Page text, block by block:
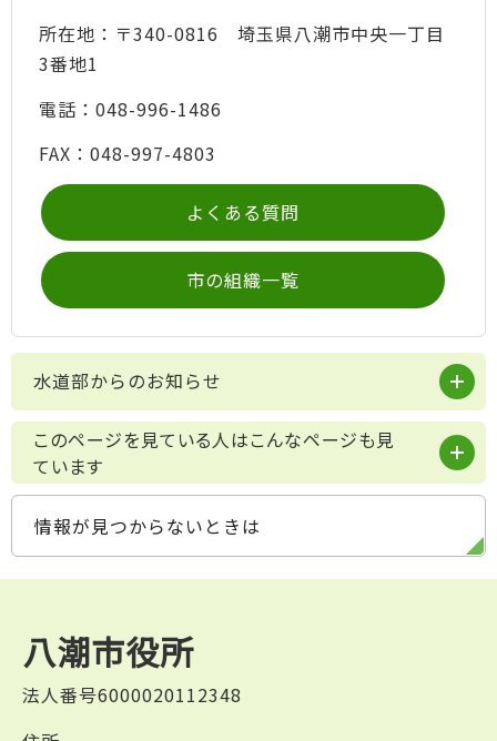
所在地：〒340-0816 埼玉県八潮市中央一丁目
3番地1
電話：048-996-1486
FAX：048-997-4803
よくある質問
市の組織一覧
水道部からのお知らせ
このページを見ている人はこんなページも見
ています
情報が見つからないときは
八潮市役所
法人番号6000020112348